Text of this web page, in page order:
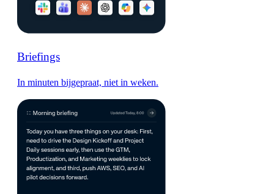
Briefings
In minuten bijgepraat, niet in weken.